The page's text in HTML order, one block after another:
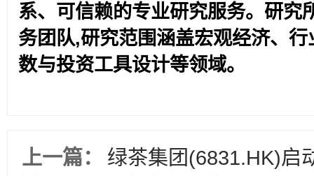
系、可信赖的专业研究服务。研究
务团队,研究范围涵盖宏观经济、
数与投资工具设计等领域。
上一篇：
绿茶集团(6831.HK)启